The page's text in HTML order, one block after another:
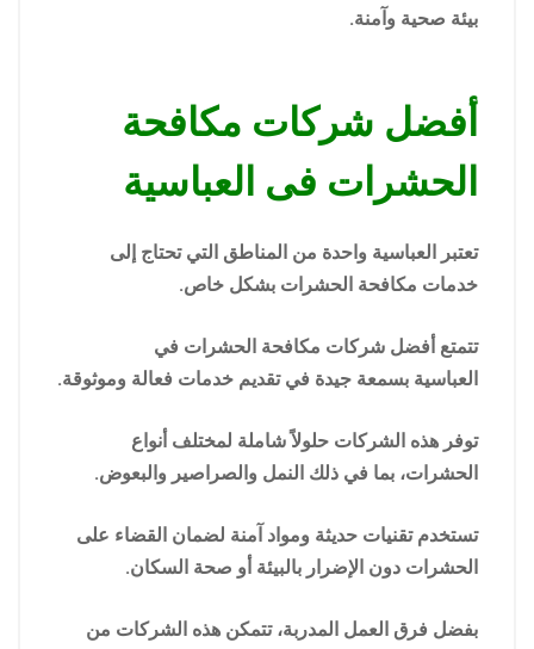
بيئة صحية وآمنة.
أفضل شركات مكافحة
الحشرات فى العباسية
تعتبر العباسية واحدة من المناطق التي تحتاج إلى
خدمات مكافحة الحشرات بشكل خاص.
تتمتع أفضل شركات مكافحة الحشرات في
العباسية بسمعة جيدة في تقديم خدمات فعالة وموثوقة.
توفر هذه الشركات حلولاً شاملة لمختلف أنواع
الحشرات، بما في ذلك النمل والصراصير والبعوض.
تستخدم تقنيات حديثة ومواد آمنة لضمان القضاء على
الحشرات دون الإضرار بالبيئة أو صحة السكان.
بفضل فرق العمل المدربة، تتمكن هذه الشركات من